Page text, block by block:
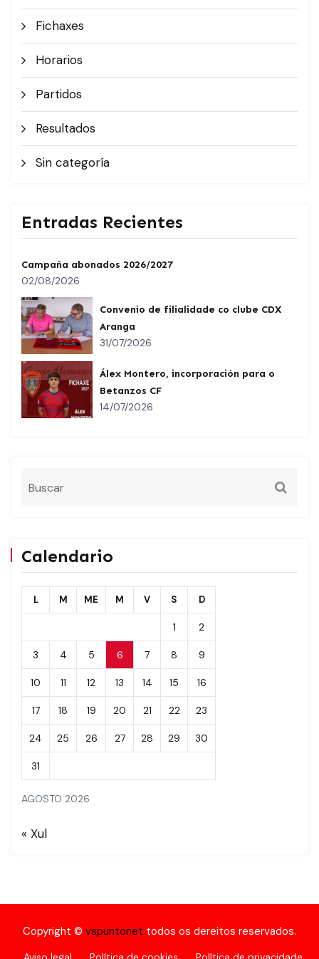
Fichaxes
Horarios
Partidos
Resultados
Sin categoría
Entradas Recientes
Campaña abonados 2026/2027
02/08/2026
Convenio de filialidade co clube CDX
Aranga
31/07/2026
Álex Montero, incorporación para o
Betanzos CF
14/07/2026
Calendario
AGOSTO 2026
L M ME M V S D
1 2
3 4 5 6 7 8 9
10 11 12 13 14 15 16
17 18 19 20 21 22 23
24 25 26 27 28 29 30
31
« Xul
Copyright © vspuntonet todos os dereitos reservados.